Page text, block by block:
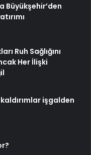
Büyükşehir’den
Ruh Sağlığını
Her İlişki
işgalden